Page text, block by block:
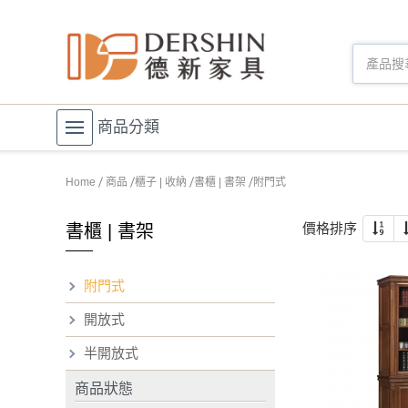
商品分類
Home 商品 櫃子 | 收納 書櫃 | 書架 附門式
書櫃 | 書架
附門式
開放式
半開放式
商品狀態
價格排序